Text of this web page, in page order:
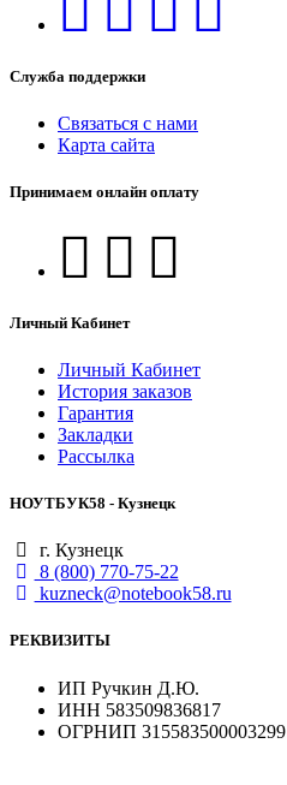
Служба поддержки
Связаться с нами
Карта сайта
Принимаем онлайн оплату
Личный Кабинет
Личный Кабинет
История заказов
Гарантия
Закладки
Рассылка
НОУТБУК58 - Кузнецк
г. Кузнецк
8 (800) 770-75-22
kuzneck@notebook58.ru
РЕКВИЗИТЫ
ИП Ручкин Д.Ю.
ИНН 583509836817
ОГРНИП 315583500003299